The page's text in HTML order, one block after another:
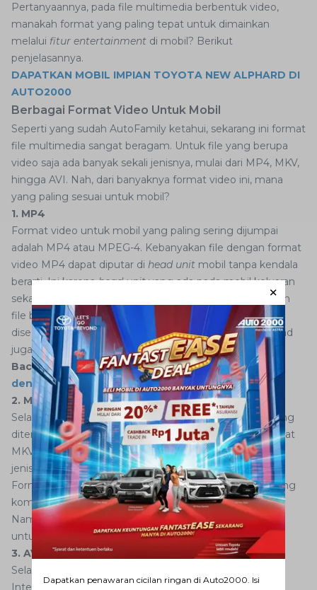
Pertanyaannya, pada file multimedia berbentuk video,
manakah format yang paling tepat untuk dimainkan
melalui fitur entertainment di mobil? Berikut
penjelasannya.
DAPATKAN MOBIL IMPIAN TOYOTA NEW ALPHARD DI
AUTO2000
Berbagai Format Video Untuk Mobil
Seperti yang sudah AutoFamily ketahui, sekarang ini format
file multimedia sangat beragam. Untuk file yang berupa
video saja ada banyak sekali jenisnya, mulai dari MP4, MKV,
hingga AVI. Nah, dari banyaknya format video ini, mana
yang paling sesuai untuk mobil?
1. MP4
Format video untuk mobil yang paling sering dijumpai
adalah MP4 atau MPEG-4. Kebanyakan file dengan format
video MP4 dapat diputar di head unit mobil tanpa kendala
berarti. Ini karenahead unityang ada pada mobil keluaran
sekarang, memang dirancang untuk kompatibel dengan
file berformat MP4. Sedikit informasi, file standar yang
disediakan oleh YouTube saat Anda melakukan download
juga menggunakan format MP4 ini.
Baca juga:4 Cara Menghubungkan HP ke TV Mobil
dengan Kabel Data
2. MKV
Selain format MP4, format video lainnya yang juga sering
ditemui adalah MKV (Matroska). File video dengan format
MKV biasanya berukuran besar karena memang format
jenis ini dapat menyimpan data dalam ukuran besar.
Format MKV sering ditemukan pada file multimedia yang
kompleks, terdiri dari video, audio, dan bahkansubtitle.
Namun, terkadang inilah yang membuat file MKV sulit
untuk diputar melaluihead unitmobil.
3. AVI
Selanjutnya ada format video AVI atau Audio Video
Dapatkan penawaran cicilan ringan di Auto2000. Isi